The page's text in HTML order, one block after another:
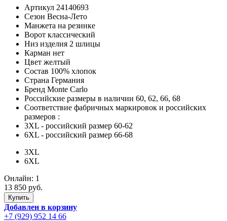
Артикул 24140693
Сезон Весна-Лето
Манжета на резинке
Ворот классический
Низ изделия 2 шлицы
Карман нет
Цвет желтый
Состав 100% хлопок
Страна Германия
Бренд Monte Carlo
Российские размеры в наличии 60, 62, 66, 68
Соответствие фабричных маркировок и российских
размеров :
3XL - российский размер 60-62
6XL - российский размер 66-68
3XL
6XL
Онлайн: 1
13 850 руб.
Добавлен в корзину
+7 (929) 952 14 66